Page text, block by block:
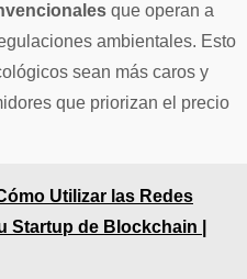
que operan a
ambientales. Esto
sean más caros y
que priorizan el precio
Utilizar las Redes
Startup de Blockchain |